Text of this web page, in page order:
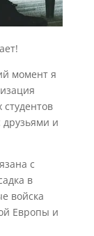
момент я
друзьями и
с
в
войска
Европы и